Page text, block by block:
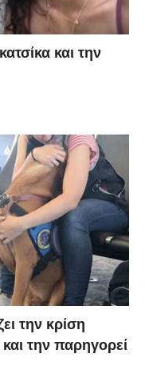
και την
την κρίση
και την παρηγορεί